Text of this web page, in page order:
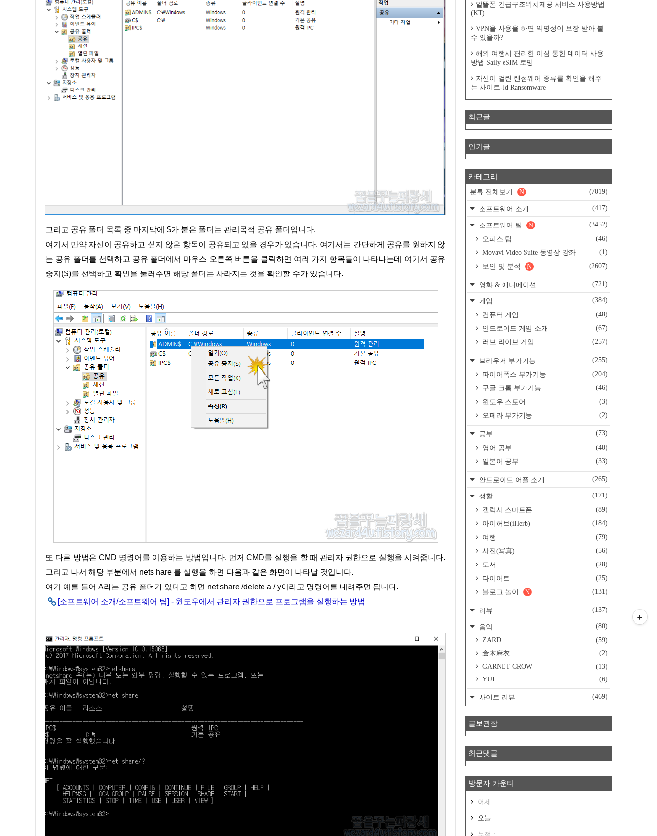
그리고 공유 폴더 목록 중 마지막에 $가 붙은 폴더는 관리목적 공유 폴더입니다.
여기서 만약 자신이 공유하고 싶지 않은 항목이 공유되고 있을 경우가 있습니다. 여기서는 간단하게 공유를 원하지 않
는 공유 폴더를 선택하고 공유 폴더에서 마우스 오른쪽 버튼을 클릭하면 여러 가지 항목들이 나타나는데 여기서 공유
중지(S)를 선택하고 확인을 눌러주면 해당 폴더는 사라지는 것을 확인할 수가 있습니다.
또 다른 방법은 CMD 명령어를 이용하는 방법입니다. 먼저 CMD를 실행을 할 때 관리자 권한으로 실행을 시켜줍니다.
그리고 나서 해당 부분에서 nets hare 를 실행을 하면 다음과 같은 화면이 나타날 것입니다.
여기 예를 들어 A라는 공유 폴더가 있다고 하면 net share /delete a / y이라고 명령어를 내려주면 됩니다.
[소프트웨어 소개/소프트웨어 팁] - 윈도우에서 관리자 권한으로 프로그램을 실행하는 방법
알뜰폰 긴급구조위치제공 서비스 사용방법
(KT)
VPN을 사용을 하면 익명성이 보장 받아 볼
수 있을까?
해외 여행시 편리한 이심 통한 데이터 사용
방법 Saily eSIM 로밍
자신이 걸린 랜섬웨어 종류를 확인을 해주
는 사이트-Id Ransomware
최근글
인기글
카테고리
분류 전체보기 (7019)
N
소프트웨어 소개 (417)
소프트웨어 팁 (3452)
N
오피스 팁
(46)
Movavi Video Suite 동영상 강좌
(1)
보안 및 분석
(2607)
N
영화 & 애니메이션 (721)
게임
(384)
컴퓨터 게임
(48)
안드로이드 게임 소개
(67)
러브 라이브 게임
(257)
브라우저 부가기능
(255)
파이어폭스 부가기능
(204)
구글 크롬 부가기능
(46)
윈도우 스토어
(3)
오페라 부가기능
(2)
공부
(73)
영어 공부
(40)
일본어 공부
(33)
안드로이드 어플 소개 (265)
생활
(171)
갤럭시 스마트폰
(89)
아이허브(iHerb)
(184)
여행
(79)
사진(写真)
(56)
도서
(28)
다이어트
(25)
블로그 놀이
(131)
N
리뷰 (137)
음악
(80)
ZARD
(59)
倉木麻衣
(2)
GARNET CROW
(13)
YUI
(6)
사이트 리뷰 (469)
글보관함
최근댓글
방문자 카운터
어제 :
오늘 :
누적 :